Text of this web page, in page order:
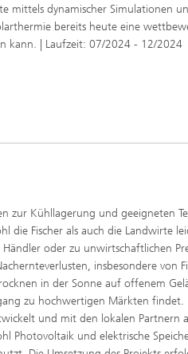
mittels dynamischer Simulationen
bereits heute eine
kann. | Laufzeit: 07/2024 - 12/2024
zur Kühllagerung und geeigneten
die Fischer als auch die Landwirte
oder zu unwirtschaftlichen
insbesondere von
in der Sonne auf offenem
zu hochwertigen Märkten findet.
und mit den lokalen Partnern
Photovoltaik und elektrische